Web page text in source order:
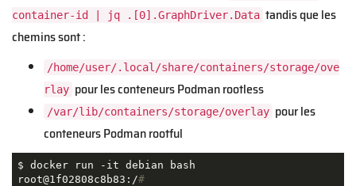
container-id | jq .[0].GraphDriver.Data tandis que les
chemins sont :
/home/user/.local/share/containers/storage/ove
rlay pour les conteneurs Podman rootless
/var/lib/containers/storage/overlay pour les
conteneurs Podman rootful
$ docker run -it debian bash
root@1f02808c8b83:/#